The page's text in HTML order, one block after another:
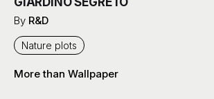
By R&D
Nature plots
More than Wallpaper